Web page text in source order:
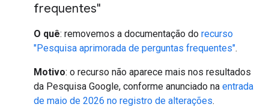
frequentes"
O quê: removemos a documentação do recurso
"Pesquisa aprimorada de perguntas frequentes".
Motivo: o recurso não aparece mais nos resultados
da Pesquisa Google, conforme anunciado na entrada
de maio de 2026 no registro de alterações.